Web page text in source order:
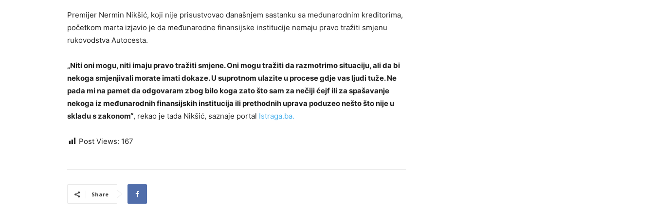
Premijer Nermin Nikšić, koji nije prisustvovao današnjem sastanku sa međunarodnim kreditorima,
početkom marta izjavio je da međunarodne finansijske institucije nemaju pravo tražiti smjenu
rukovodstva Autocesta.
„Niti oni mogu, niti imaju pravo tražiti smjene. Oni mogu tražiti da razmotrimo situaciju, ali da bi
nekoga smjenjivali morate imati dokaze. U suprotnom ulazite u procese gdje vas ljudi tuže. Ne
pada mi na pamet da odgovaram zbog bilo koga zato što sam za nečiji ćejf ili za spašavanje
nekoga iz međunarodnih finansijskih institucija ili prethodnih uprava poduzeo nešto što nije u
skladu s zakonom“, rekao je tada Nikšić, saznaje portal Istraga.ba.
Post Views: 167
Share